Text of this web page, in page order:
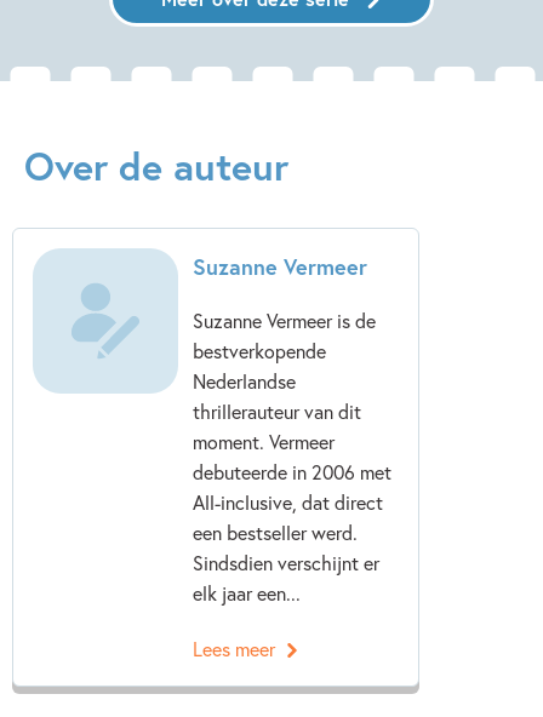
Over de auteur
Suzanne Vermeer
Suzanne Vermeer is de
bestverkopende
Nederlandse
thrillerauteur van dit
moment. Vermeer
debuteerde in 2006 met
All-inclusive, dat direct
een bestseller werd.
Sindsdien verschijnt er
elk jaar een...
Lees meer